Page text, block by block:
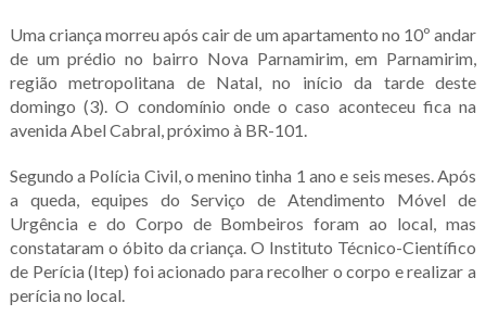
Uma criança morreu após cair de um apartamento no 10º andar
de um prédio no bairro Nova Parnamirim, em Parnamirim,
região metropolitana de Natal, no início da tarde deste
domingo (3). O condomínio onde o caso aconteceu fica na
avenida Abel Cabral, próximo à BR-101.
Segundo a Polícia Civil, o menino tinha 1 ano e seis meses. Após
a queda, equipes do Serviço de Atendimento Móvel de
Urgência e do Corpo de Bombeiros foram ao local, mas
constataram o óbito da criança. O Instituto Técnico-Científico
de Perícia (Itep) foi acionado para recolher o corpo e realizar a
perícia no local.